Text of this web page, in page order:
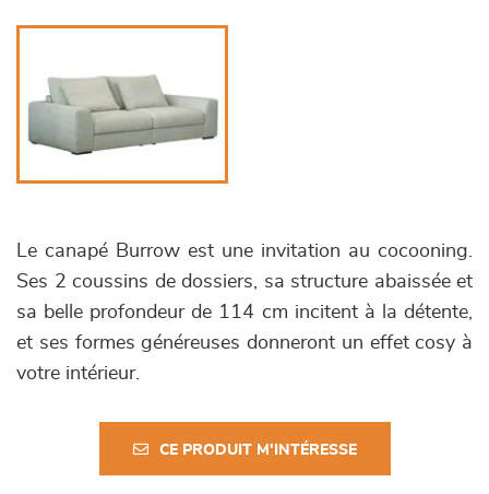
Le canapé Burrow est une invitation au cocooning.
Ses 2 coussins de dossiers, sa structure abaissée et
sa belle profondeur de 114 cm incitent à la détente,
et ses formes généreuses donneront un effet cosy à
votre intérieur.
CE PRODUIT M'INTÉRESSE